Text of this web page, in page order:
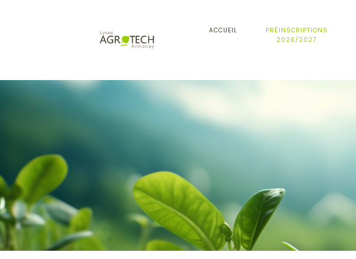
ACCUEIL
PRÉINSCRIPTIONS
2026/2027